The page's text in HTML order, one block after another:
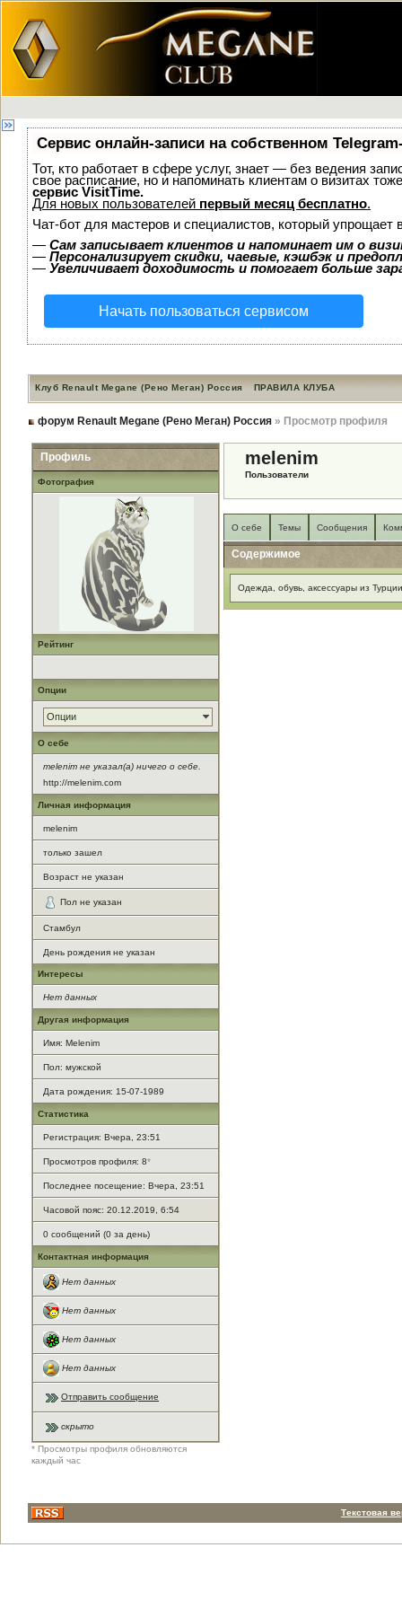
Сервис онлайн-записи на собственном
Тот, кто работает в сфере услуг, знает — без ведения
свое расписание, но и напоминать клиентам о визитах
сервис VisitTime.
Для новых пользователей первый месяц бесплатно.
Чат-бот для мастеров и специалистов, который упрощает
— Сам записывает клиентов и напоминает им о
— Персонализирует скидки, чаевые, кэшбэк и
— Увеличивает доходимость и помогает больше
Начать пользоваться сервисом
Клуб Renault Megane (Рено Меган) Россия ПРАВИЛА КЛУБА
форум Renault Megane (Рено Меган) Россия » Просмотр профиля
Профиль
Фотография
Рейтинг
Опции
Опции
О себе
melenim не указал(а) ничего о себе.
http://melenim.com
Личная информация
melenim
только зашел
Возраст не указан
Пол не указан
Стамбул
День рождения не указан
Интересы
Нет данных
Другая информация
Имя: Melenim
Пол: мужской
Дата рождения: 15-07-1989
Статистика
Регистрация: Вчера, 23:51
Просмотров профиля: 8*
Последнее посещение: Вчера, 23:51
Часовой пояс: 20.12.2019, 6:54
0 сообщений (0 за день)
Контактная информация
Нет данных
Нет данных
Нет данных
Нет данных
Отправить сообщение
скрыто
* Просмотры профиля обновляются
каждый час
melenim
Пользователи
О себе Темы Сообщения
Содержимое
Одежда, обувь, аксессуары из
Текстовая